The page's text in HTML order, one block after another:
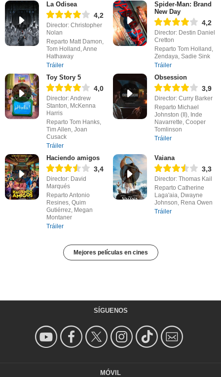
La Odisea
4,2
Director: Christopher
Nolan
Reparto Matt Damon,
Tom Holland, Anne
Hathaway
Tráiler
Spider-Man: Brand
New Day
4,2
Director: Destin Daniel
Cretton
Reparto Tom Holland,
Zendaya, Sadie Sink
Tráiler
Toy Story 5
4,0
Director: Andrew
Stanton, McKenna
Harris
Reparto Tom Hanks,
Tim Allen, Joan
Cusack
Tráiler
Obsession
3,9
Director: Curry Barker
Reparto Michael
Johnston (II), Inde
Navarrette, Cooper
Tomlinson
Tráiler
Haciendo amigos
3,4
Director: David
Marqués
Reparto Antonio
Resines, Quim
Gutiérrez, Megan
Montaner
Tráiler
Vaiana
3,3
Director: Thomas Kail
Reparto Catherine
Laga'aia, Dwayne
Johnson, Rena Owen
Tráiler
Mejores películas en cines
SÍGUENOS
MÓVIL